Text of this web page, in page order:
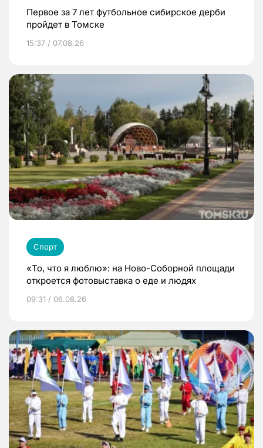
Первое за 7 лет футбольное сибирское дерби
пройдет в Томске
15:37 / 07.08.26
Спорт
«То, что я люблю»: на Ново-Соборной площади
откроется фотовыставка о еде и людях
09:31 / 06.08.26